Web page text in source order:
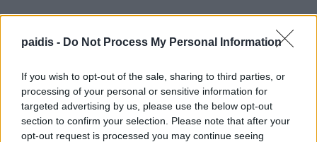
paidis - Do Not Process My Personal Information
If you wish to opt-out of the sale, sharing to third parties, or
processing of your personal or sensitive information for
targeted advertising by us, please use the below opt-out
section to confirm your selection. Please note that after your
opt-out request is processed you may continue seeing